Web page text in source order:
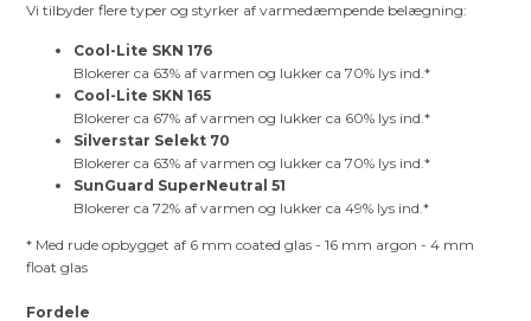
Vi tilbyder flere typer og styrker af varmedæmpende belægning:
Cool-Lite SKN 176
Blokerer ca 63% af varmen og lukker ca 70% lys ind.*
Cool-Lite SKN 165
Blokerer ca 67% af varmen og lukker ca 60% lys ind.*
Silverstar Selekt 70
Blokerer ca 63% af varmen og lukker ca 70% lys ind.*
SunGuard SuperNeutral 51
Blokerer ca 72% af varmen og lukker ca 49% lys ind.*
* Med rude opbygget af 6 mm coated glas - 16 mm argon - 4 mm
float glas
Fordele